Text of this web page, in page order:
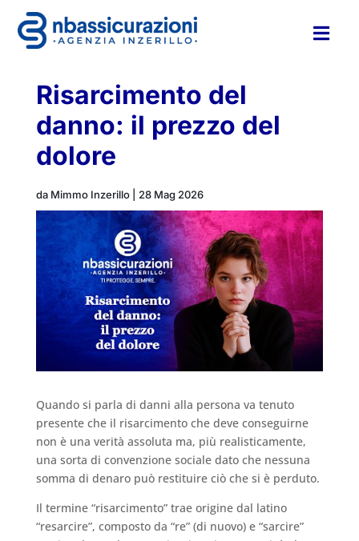

Risarcimento del
danno: il prezzo del
dolore
da Mimmo Inzerillo| 28 Mag 2026
Quando si parla di danni alla persona va tenuto
presente che il risarcimento che deve conseguirne
non è una verità assoluta ma, più realisticamente,
una sorta di convenzione sociale dato che nessuna
somma di denaro può restituire ciò che si è perduto.
Il termine “risarcimento” trae origine dal latino
“resarcire”, composto da “re” (di nuovo) e “sarcire”